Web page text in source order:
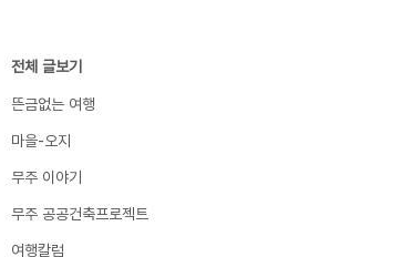
전체 글보기
뜬금없는 여행
마을-오지
무주 이야기
무주 공공건축프로젝트
여행칼럼